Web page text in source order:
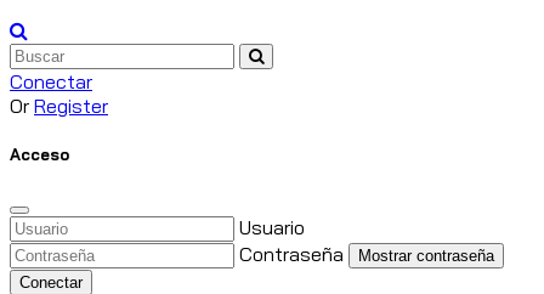
Conectar
Or Register
Acceso
Usuario
Contraseña
Mostrar contraseña
Conectar